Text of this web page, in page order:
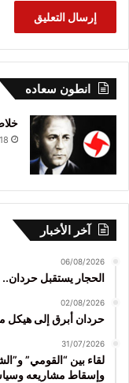
انطون سعاده
آخر الأخبار
06/08/2026
الحجار يستقبل
02/08/2026
حردان أبرق إلى هيكل
31/07/2026
لقاء بين “القومي”
وإسقاط مشاريعه